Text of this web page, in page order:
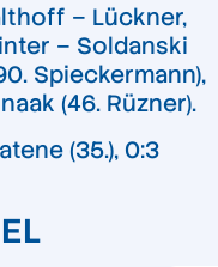
– Lückner,
– Soldanski
Spieckermann),
(46. Rüzner).
(35.), 0:3